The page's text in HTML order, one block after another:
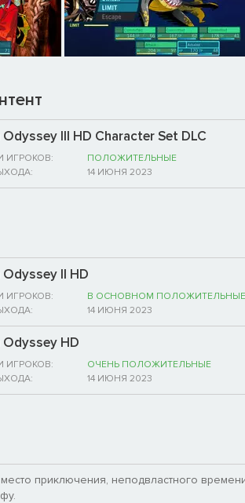
III HD Character Set DLC
ИГРОКОВ:
ПОЛОЖИТЕЛЬНЫЕ
14 ИЮНЯ 2023
II HD
ИГРОКОВ:
В ОСНОВНОМ ПОЛОЖИТЕЛЬНЫЕ
14 ИЮНЯ 2023
Odyssey HD
ИГРОКОВ:
ОЧЕНЬ ПОЛОЖИТЕЛЬНЫЕ
14 ИЮНЯ 2023
место приключения, неподвластного